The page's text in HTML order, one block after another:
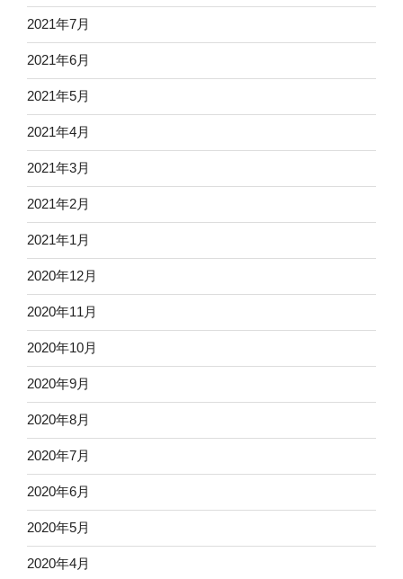
2021年7月
2021年6月
2021年5月
2021年4月
2021年3月
2021年2月
2021年1月
2020年12月
2020年11月
2020年10月
2020年9月
2020年8月
2020年7月
2020年6月
2020年5月
2020年4月